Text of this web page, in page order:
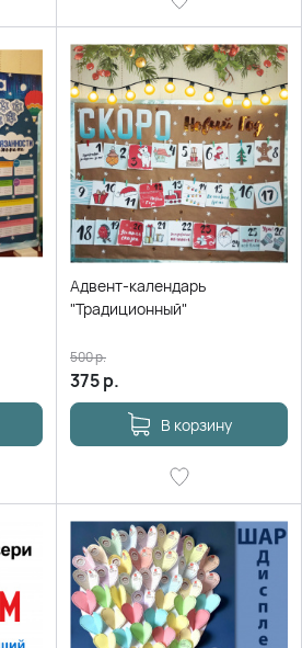
Адвент-календарь
"Традиционный"
375р.
500р.
В корзину